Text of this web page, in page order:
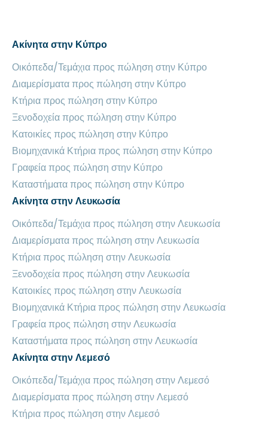
Ακίνητα στην Κύπρο
Οικόπεδα/Τεμάχια προς πώληση στην Κύπρο
Διαμερίσματα προς πώληση στην Κύπρο
Κτήρια προς πώληση στην Κύπρο
Ξενοδοχεία προς πώληση στην Κύπρο
Κατοικίες προς πώληση στην Κύπρο
Βιομηχανικά Κτήρια προς πώληση στην Κύπρο
Γραφεία προς πώληση στην Κύπρο
Καταστήματα προς πώληση στην Κύπρο
Ακίνητα στην Λευκωσία
Οικόπεδα/Τεμάχια προς πώληση στην Λευκωσία
Διαμερίσματα προς πώληση στην Λευκωσία
Κτήρια προς πώληση στην Λευκωσία
Ξενοδοχεία προς πώληση στην Λευκωσία
Κατοικίες προς πώληση στην Λευκωσία
Βιομηχανικά Κτήρια προς πώληση στην Λευκωσία
Γραφεία προς πώληση στην Λευκωσία
Καταστήματα προς πώληση στην Λευκωσία
Ακίνητα στην Λεμεσό
Οικόπεδα/Τεμάχια προς πώληση στην Λεμεσό
Διαμερίσματα προς πώληση στην Λεμεσό
Κτήρια προς πώληση στην Λεμεσό